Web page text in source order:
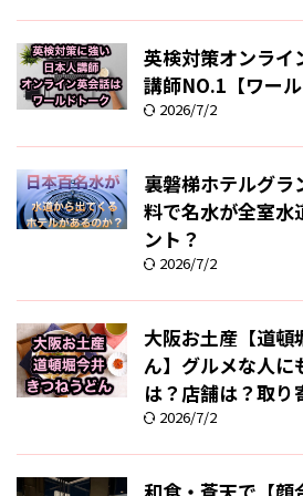
英検対策オンライ
講師NO.1【ワー
2026/7/2
裏磐梯ホテルグラ
料で名水が全室水
ント？
2026/7/2
大阪お土産【道頓
ん】グルメな人に
は？店舗は？取り
2026/7/2